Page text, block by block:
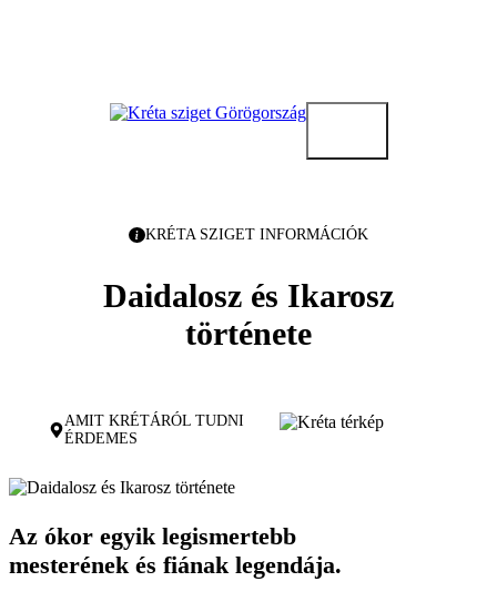
KRÉTA SZIGET INFORMÁCIÓK
Daidalosz és Ikarosz
története
AMIT KRÉTÁRÓL TUDNI
ÉRDEMES
Az ókor egyik legismertebb
mesterének és fiának legendája.